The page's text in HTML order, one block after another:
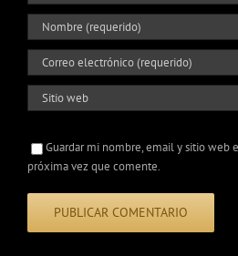
Guardar mi nombre, email y sitio web
próxima vez que comente.